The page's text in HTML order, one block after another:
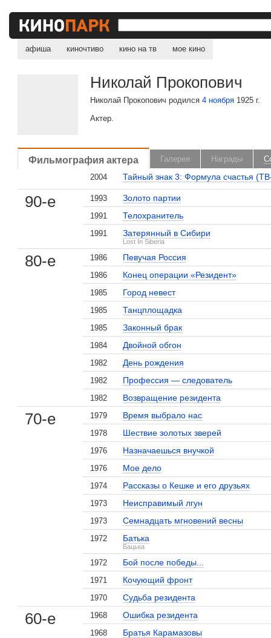
афиша киночтиво кино на тв мое кино
Николай Прокопович
Николай Прокопович родился4 ноября 1925 г.
Актер.
Фильмография актера Галерея Награды
2004
Тайный знак 3: Формула счастья
90-е 1993 Золото партии
1991 Телохранитель
1991 Затерянный в Сибири
Lost In Siberia
80-е 1986 Певучая Россия
1986 Конец операции «Резидент»
1985 Город невест
1985 Танцплощадка
1985 Законный брак
1984 Двойной обгон
1982 День рождения
1982 Профессия — следователь
1982 Возвращение резидента
70-е 1979 Время выбрало нас
1978 Шествие золотых зверей
1976 Назначаешься внучкой
1976 Мое дело
1974 Рассказы о Кешке и его друзьях
1973 Неисправимый лгун
1973 Семнадцать мгновений весны
1972 Батька
Бацька
1972 Бой после победы...
1971 Кочующий фронт
1970 Судьба резидента
60-е 1968 Ошибка резидента
1968 Братья Карамазовы